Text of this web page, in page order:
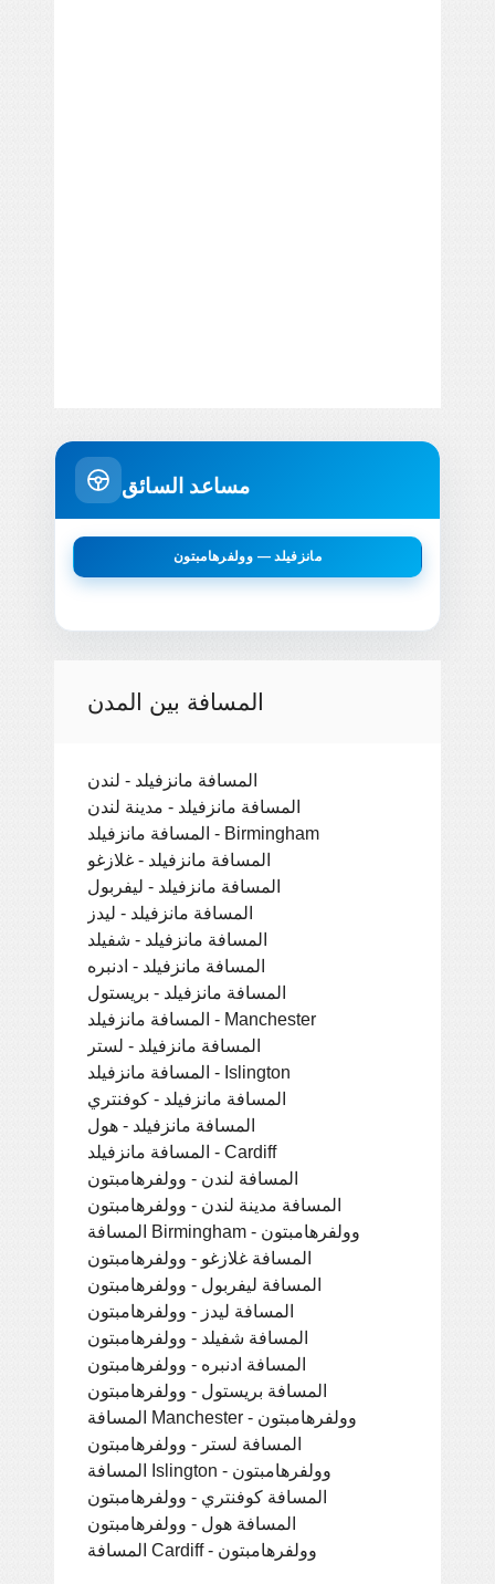
مساعد السائق
مانزفيلد — وولفرهامبتون
المسافة بين المدن
المسافة مانزفيلد - لندن
المسافة مانزفيلد - مدينة لندن
المسافة مانزفيلد - Birmingham
المسافة مانزفيلد - غلازغو
المسافة مانزفيلد - ليفربول
المسافة مانزفيلد - ليدز
المسافة مانزفيلد - شفيلد
المسافة مانزفيلد - ادنبره
المسافة مانزفيلد - بريستول
المسافة مانزفيلد - Manchester
المسافة مانزفيلد - لستر
المسافة مانزفيلد - Islington
المسافة مانزفيلد - كوفنتري
المسافة مانزفيلد - هول
المسافة مانزفيلد - Cardiff
المسافة لندن - وولفرهامبتون
المسافة مدينة لندن - وولفرهامبتون
المسافة Birmingham - وولفرهامبتون
المسافة غلازغو - وولفرهامبتون
المسافة ليفربول - وولفرهامبتون
المسافة ليدز - وولفرهامبتون
المسافة شفيلد - وولفرهامبتون
المسافة ادنبره - وولفرهامبتون
المسافة بريستول - وولفرهامبتون
المسافة Manchester - وولفرهامبتون
المسافة لستر - وولفرهامبتون
المسافة Islington - وولفرهامبتون
المسافة كوفنتري - وولفرهامبتون
المسافة هول - وولفرهامبتون
المسافة Cardiff - وولفرهامبتون